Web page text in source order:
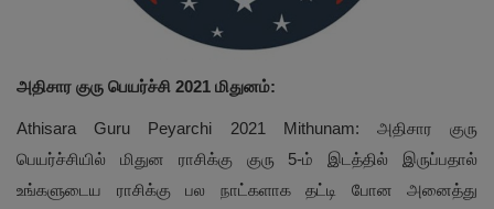
அதிசார குரு பெயர்ச்சி 2021 மிதுனம்:
Athisara Guru Peyarchi 2021 Mithunam: அதிசார குரு
பெயர்ச்சியில் மிதுன ராசிக்கு குரு 5-ம் இடத்தில் இருப்பதால்
உங்களுடைய ராசிக்கு பல நாட்களாக தட்டி போன அனைத்து